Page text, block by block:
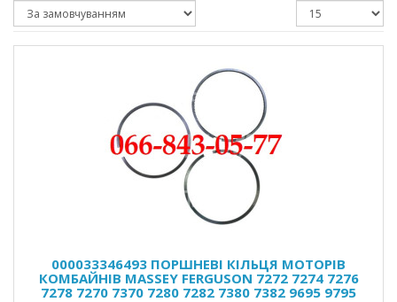
000033346493 ПОРШНЕВІ КІЛЬЦЯ МОТОРІВ
КОМБАЙНІВ MASSEY FERGUSON 7272 7274 7276
7278 7270 7370 7280 7282 7380 7382 9695 9795